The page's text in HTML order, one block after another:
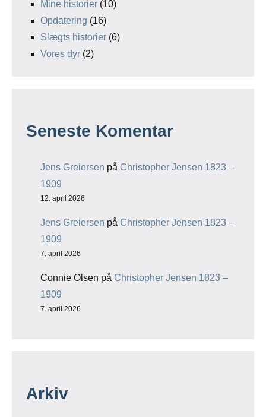
Mine historier (10)
Opdatering (16)
Slægts historier (6)
Vores dyr (2)
Seneste Komentar
Jens Greiersen på Christopher Jensen 1823 –
1909
12. april 2026
Jens Greiersen på Christopher Jensen 1823 –
1909
7. april 2026
Connie Olsen på Christopher Jensen 1823 –
1909
7. april 2026
Arkiv